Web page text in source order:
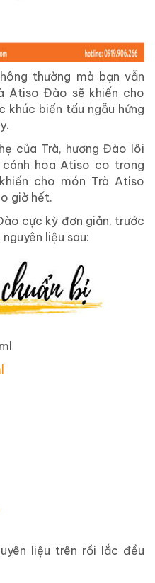
thường mà bạn vẫn
Atiso Đào sẽ khiến cho
khúc biến tấu ngẫu hứng
của Trà, hương Đào lôi
cánh hoa Atiso co trong
cho món Trà Atiso
giờ hết.
cực kỳ đơn giản, trước
liệu sau:
liệu trên rồi lắc đều